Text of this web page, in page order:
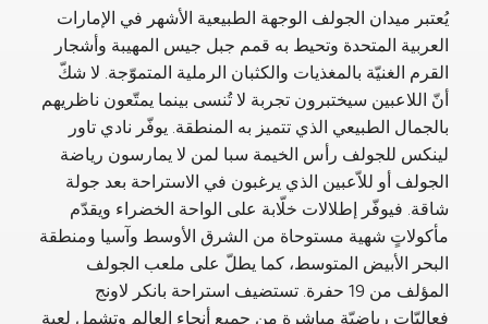
يُعتبر ميدان الجولف الوجهة الطبيعية الأشهر في الإمارات
العربية المتحدة وتحيط به قمم جبل جيس المهيبة وأشجار
القرم الغنيّة بالمغذيات والكثبان الرملية المتموّجة. لا شكّ
أنّ اللاعبين سيختبرون تجربة لا تُنسى بينما يمتّعون ناظريهم
بالجمال الطبيعي الذي تتميز به المنطقة. يوفّر نادي تاور
لينكس للجولف رأس الخيمة سبا لمن لا يمارسون رياضة
الجولف أو للاّعبين الذي يرغبون في الاستراحة بعد جولة
شاقة. فيوفّر إطلالات خلّابة على الواحة الخضراء ويقدّم
مأكولاتٍ شهية مستوحاة من الشرق الأوسط وآسيا ومنطقة
البحر الأبيض المتوسط، كما يطلّ على ملعب الجولف
المؤلف من 19 حفرة. تستضيف استراحة بانكر لاونج